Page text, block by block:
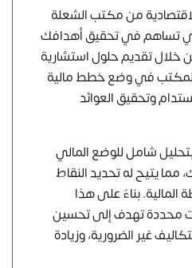
من مكتب الشعلة
تساهم في تحقيق أهدافك
خلال تقديم حلول استشارية
في وضع خطط مالية
وتحقيق العوائد
شامل للوضع المالي
مما يتيح له تحديد النقاط
بناءً على هذا
محددة تهدف إلى تحسين
غير الضرورية، وزيادة